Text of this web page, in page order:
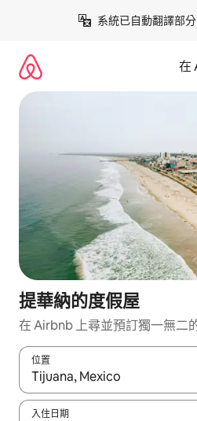
系統已自動翻譯部分
在
提華納的度假屋
在 Airbnb 上尋並預訂獨一無二
位置
如有搜尋結果，瀏覽內容時請使
入住日期